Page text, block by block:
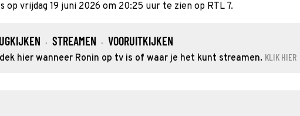
op vrijdag 19 juni 2026 om 20:25 uur te zien op RTL 7.
· STREAMEN · VOORUITKIJKEN
hier wanneer Ronin op tv is of waar je het kunt streamen. KLIK HIER